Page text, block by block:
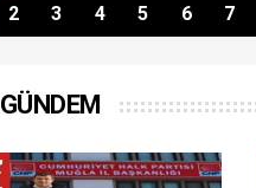
2 3 4 5 6 7
GÜNDEM